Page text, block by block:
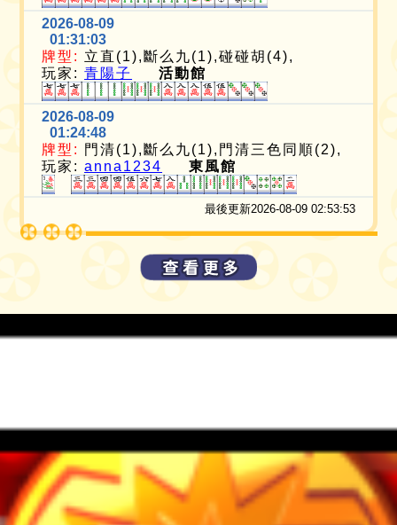
2026-08-09
01:31:03
牌型: 立直(1),斷么九(1),碰碰胡(4),
玩家:青陽子 活動館
2026-08-09
01:24:48
牌型:
門清(1),斷么九(1),門清三色同順(2),
玩家:anna1234 東風館
最後更新2026-08-09 02:53:53